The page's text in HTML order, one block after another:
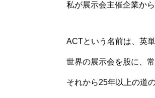
私が展示会主催企業か
ACTという名前は、英
世界の展示会を股に、
それから25年以上の道